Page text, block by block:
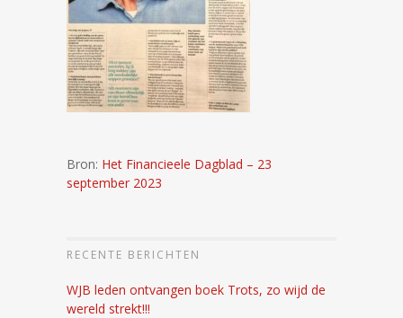
Bron: Het Financieele Dagblad – 23
september 2023
RECENTE BERICHTEN
WJB leden ontvangen boek Trots, zo wijd de
wereld strekt!!!